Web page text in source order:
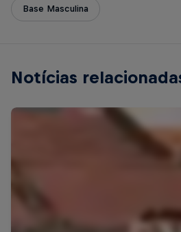
Base Masculina
Notícias